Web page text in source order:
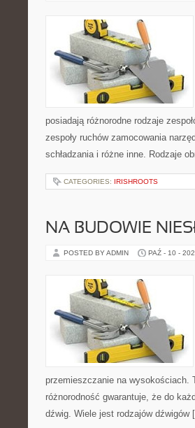
posiadają różnorodne rodzaje
zespoły ruchów zamocowania
schładzania i różne inne. Rodzaje
CATEGORIES: IRISHROOTS
NA BUDOWIE
POSTED BY ADMIN PAŹ - 10 -
przemieszczanie na wysokościach.
różnorodność gwarantuje, że do
dźwig. Wiele jest rodzajów dźwigów